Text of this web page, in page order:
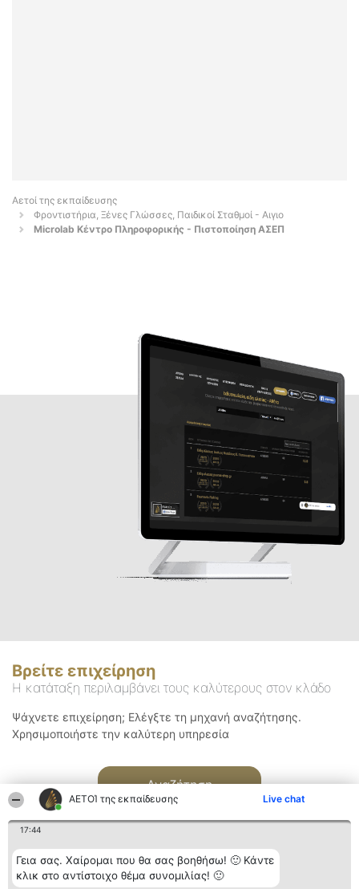
ΑΕΤΟΊ της εκπαίδευσης Live chat
17:44
Γεια σας. Χαίρομαι που θα σας βοηθήσω! 🙂 Κάντε
κλικ στο αντίστοιχο θέμα συνομιλίας! 🙂
Αετοί της εκπαίδευσης
Φροντιστήρια, Ξένες Γλώσσες, Παιδικοί Σταθμοί - Αιγιο
Microlab Κέντρο Πληροφορικής - Πιστοποίηση ΑΣΕΠ
Βρείτε επιχείρηση
Η κατάταξη περιλαμβάνει τους καλύτερους στον κλάδο
Ψάχνετε επιχείρηση; Ελέγξτε τη μηχανή αναζήτησης.
Χρησιμοποιήστε την καλύτερη υπηρεσία
Αναζήτηση